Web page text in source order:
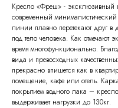
Кресло «Фреш» - эксклюзивный
современный
линии плавно перетекают друг
под тело человека. Как отмечают
время многофункционально.
вида и превосходных
прекрасно впишется как в
помещение, кафе или отель.
покрытием водного лака –
выдерживает нагрузки до 130кг.